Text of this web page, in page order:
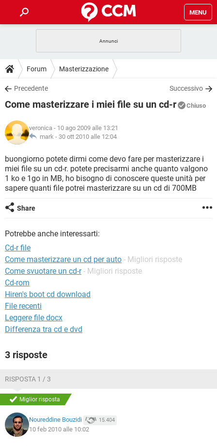
MENU
INTRATTENIMENTO ANDROID
iOS
INSTAGRAM WHATSAPP
TIKTOK
HARDWARE
GUIDE
COVID-19
INSTAGRAM WHATSAPP
TIKTOK
HARDWARE
DOWNLOAD
COVID-19 GAMING
INTRATTENIMENTO
iOS WINDOWS 10
INSTAGRAM WHATSAPP
TIKTOK FACEBOOK
HARDWARE
COVID-19 GAMING
INTRATTENIMENTO
iOS WINDOWS 10
INSTAGRAM WHATSAPP
HARDWARE
GLOSSARIO
COVID-19 GAMING
INTRATTENIMENTO ANDROID
iOS WINDOWS 10
INSTAGRAM
HARDWARE
Forum Masterizzazione
Precedente Successivo
Come masterizzare i miei file su un cd-r Chiuso
veronica - 10 ago 2009 alle 13:21
mark - 30 ott 2010 alle 12:04
buongiorno potete dirmi come devo fare per masterizzare i
miei file su un cd-r. potete precisarmi anche quanto valgono
1 ko e 1go in MB, ho bisogno di conoscere queste unità per
sapere quanti file potrei masterizzare su un cd di 700MB
Share
Potrebbe anche interessarti:
Cd-r file
Come masterizzare un cd per auto - Migliori risposte
Come svuotare un cd-r - Migliori risposte
Cd-rom
Hiren's boot cd download
File recenti
Leggere file docx
Differenza tra cd e dvd
3 risposte
RISPOSTA 1 / 3
Miglior risposta
Noureddine Bouzidi 15.404
10 feb 2010 alle 10:02